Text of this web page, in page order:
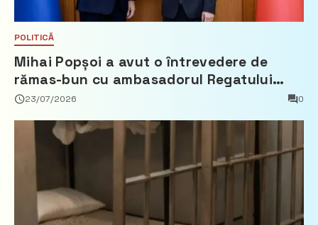
POLITICĂ
Mihai Popșoi a avut o întrevedere de
rămas-bun cu ambasadorul Regatului
Țărilor de Jos, Fred Duijn
23/07/2026 0